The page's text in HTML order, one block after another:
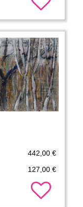
442,00 €
127,00 €